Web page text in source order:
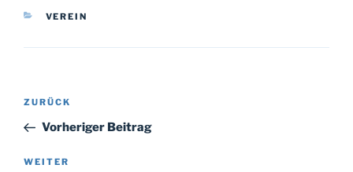
KATEGORIEN
VEREIN
Beitragsnavigation
Vorheriger
Beitrag
ZURÜCK
Vorheriger Beitrag
Nächster
WEITER